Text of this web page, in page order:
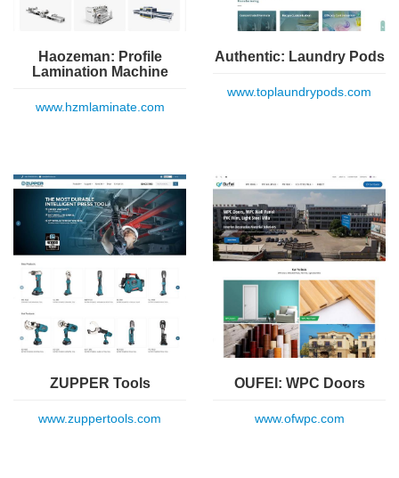
Haozeman: Profile
Lamination Machine
www.hzmlaminate.com
Authentic: Laundry Pods
www.toplaundrypods.com
ZUPPER Tools
www.zuppertools.com
OUFEI: WPC Doors
www.ofwpc.com